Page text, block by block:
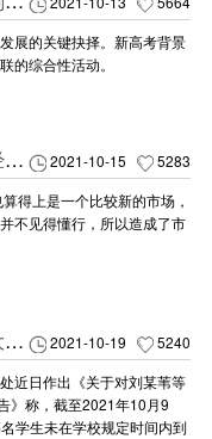
展的关键抉择。新高考背景
的综合性活动。
2021-10-15 5283
央视报道：高考志愿填报成了生意经，怎样纠偏？
得上是一个比较新的市场，
不见得懂行，所以造成了市
2021-10-19 5240
高考志愿规划师视角——安徽师范大学百余名新生未报到，是何缘故？
近日作出《关于对刘某苇等
》称，截至2021年10月9
学生未在学校规定时间内到